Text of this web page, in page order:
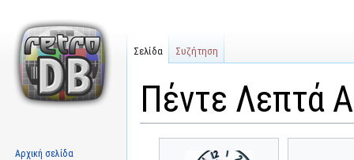
Πέντε Λεπτά
Σελίδα Συζήτηση
Αρχική σελίδα